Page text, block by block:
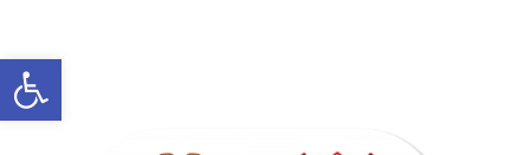
Abrir barra de herramientas